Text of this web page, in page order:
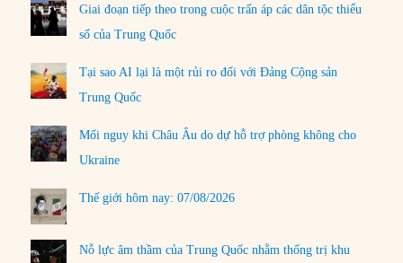
Giai đoạn tiếp theo trong cuộc trấn áp các dân tộc thiểu
số của Trung Quốc
Tại sao AI lại là một rủi ro đối với Đảng Cộng sản
Trung Quốc
Mối nguy khi Châu Âu do dự hỗ trợ phòng không cho
Ukraine
Thế giới hôm nay: 07/08/2026
Nỗ lực âm thầm của Trung Quốc nhằm thống trị khu